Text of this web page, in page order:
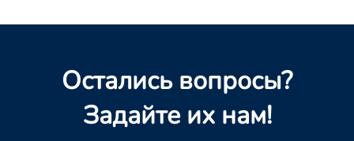
Остались вопросы?
Задайте их нам!